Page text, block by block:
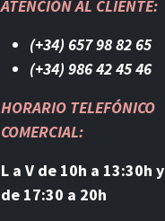
ATENCIÓN AL CLIENTE:
(+34) 657 98 82 65
(+34) 986 42 45 46​
HORARIO TELEFÓNICO
COMERCIAL:
L a V de 10h a 13:30h y
de 17:30 a 20h